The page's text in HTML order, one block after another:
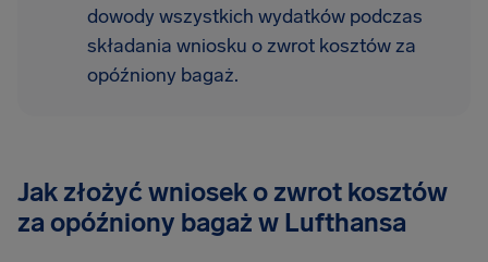
dowody wszystkich wydatków podczas
składania wniosku o zwrot kosztów za
opóźniony bagaż.
Jak złożyć wniosek o zwrot kosztów
za opóźniony bagaż w Lufthansa